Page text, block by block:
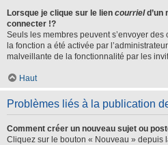
Lorsque je clique sur le lien courrield’un
connecter !?
Seuls les membres peuvent s’envoyer
la fonction a été activée par
malveillante de la fonctionnalité par les
Haut
Problèmes liés à la publication
Comment créer un nouveau sujet ou
Cliquez sur le bouton « Nouveau » depuis